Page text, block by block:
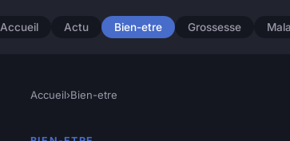
Accueil Actu Bien-etre Grossesse
Accueil›Bien-etre